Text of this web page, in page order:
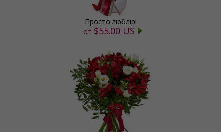
Просто люблю!
от $55.00 US